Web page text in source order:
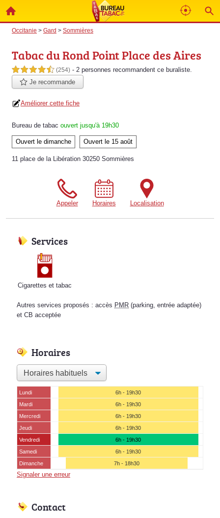
Occitanie > Gard > Sommières
Tabac du Rond Point Place des Aires
4,5 étoiles sur 5 (254) - 2 personnes recommandent ce buraliste.
Je recommande
Améliorer cette fiche
Bureau de tabac ouvert jusqu'à 19h30
Ouvert le dimanche Ouvert le 15 août
11 place de la Libération 30250 Sommières
Appeler Horaires Localisation
Services
Cigarettes et tabac
Autres services proposés : accès PMR (parking, entrée adaptée)
et CB acceptée
Horaires
Lundi
6h - 19h30
Mardi
6h - 19h30
Mercredi
6h - 19h30
Jeudi
6h - 19h30
Vendredi
6h - 19h30
Samedi
6h - 19h30
Dimanche
7h - 18h30
Signaler une erreur
Contact